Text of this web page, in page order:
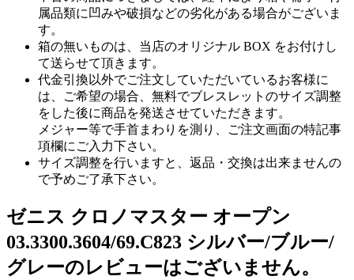
属品類に凹みや破損などの劣化がある場合がございま
す。
箱の無いものは、当店のオリジナル BOX をお付けし
て送らせて頂きます。
代金引換以外でご注文していただいているお客様に
は、ご希望の場合、無料でブレスレットのサイズ調整
をした後に商品を発送させていただきます。
メジャー等で手首まわりを測り、ご注文画面の特記事
項欄にご入力下さい。
サイズ調整を行いますと、返品・交換は出来ませんの
で予めご了承下さい。
ゼニス クロノマスター オープン
03.3300.3604/69.C823 シルバー/ブルー/
グレーのレビューはございません。